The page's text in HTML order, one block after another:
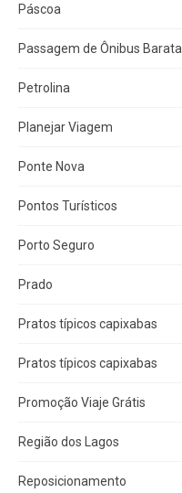
Páscoa
Passagem de Ônibus Barata
Petrolina
Planejar Viagem
Ponte Nova
Pontos Turísticos
Porto Seguro
Prado
Pratos típicos capixabas
Pratos típicos capixabas
Promoção Viaje Grátis
Região dos Lagos
Reposicionamento